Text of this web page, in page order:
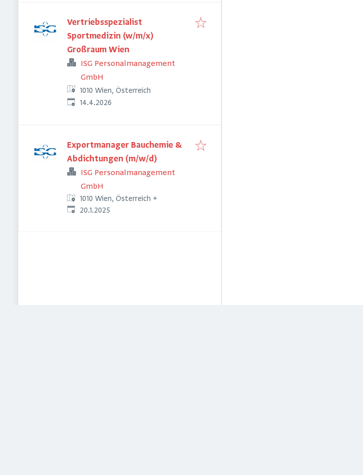
Vertriebsspezialist
Sportmedizin (w/m/x)
Großraum Wien
ISG Personalmanagement
GmbH
1010 Wien, Österreich
Veröffentlicht
14.4.2026
Exportmanager Bauchemie &
Abdichtungen (m/w/d)
ISG Personalmanagement
GmbH
1010 Wien, Österreich +
Veröffentlicht
20.1.2025